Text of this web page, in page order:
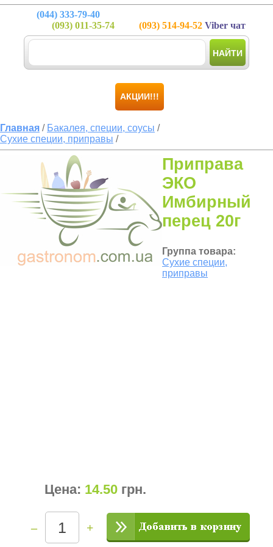
(044) 333-79-40
(093) 011-35-74 (093) 514-94-52 Viber чат
НАЙТИ
АКЦИИ!!!
Главная / Бакалея, специи, соусы /
Сухие специи, приправы /
Приправа
ЭКО
Имбирный
перец 20г
Группа товара:
Сухие специи,
приправы
Цена: 14.50 грн.
– +